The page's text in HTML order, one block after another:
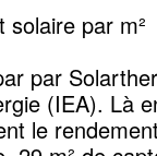
par m²
par
(IEA). Là
le